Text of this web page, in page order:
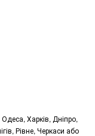
Харків, Дніпро,
Рівне, Черкаси або